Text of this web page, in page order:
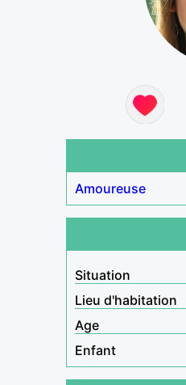
Amoureuse
Situation
Lieu d'habitation
Age
Enfant